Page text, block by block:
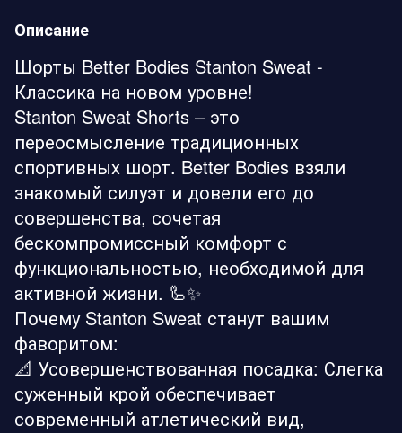
Описание
Шорты Better Bodies Stanton Sweat -
Классика на новом уровне!
Stanton Sweat Shorts – это
переосмысление традиционных
спортивных шорт. Better Bodies взяли
знакомый силуэт и довели его до
совершенства, сочетая
бескомпромиссный комфорт с
функциональностью, необходимой для
активной жизни. 🦾✨
Почему Stanton Sweat станут вашим
фаворитом:
📐 Усовершенствованная посадка: Слегка
суженный крой обеспечивает
современный атлетический вид,